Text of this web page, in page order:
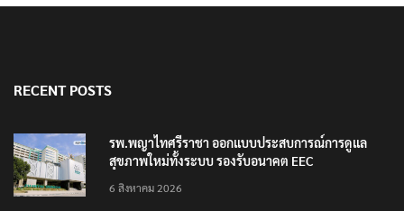
RECENT POSTS
รพ.พญาไทศรีราชา ออกแบบประสบการณ์การดูแล
สุขภาพใหม่ทั้งระบบ รองรับอนาคต EEC
6 สิงหาคม 2026